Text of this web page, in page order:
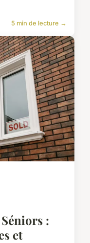
5 min de lecture →
:
et